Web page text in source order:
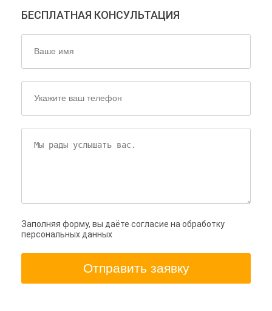
БЕСПЛАТНАЯ КОНСУЛЬТАЦИЯ
Заполняя форму, вы даёте согласие на обработку
персональных данных
Отправить заявку